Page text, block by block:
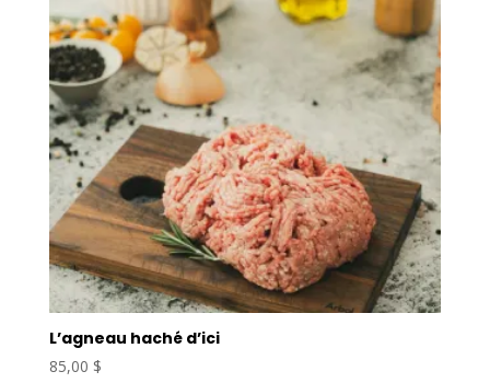
L’agneau haché d’ici
85,00 $